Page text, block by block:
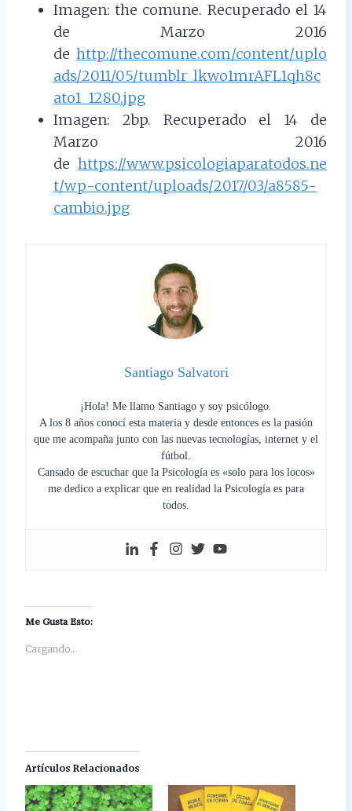
Imagen: the comune. Recuperado el 14
de Marzo 2016
de http://thecomune.com/content/uplo
ads/2011/05/tumblr_lkwo1mrAFL1qh8c
ato1_1280.jpg
Imagen: 2bp. Recuperado el 14 de
Marzo 2016
de https://www.psicologiaparatodos.ne
t/wp-content/uploads/2017/03/a8585-
cambio.jpg
Santiago Salvatori
¡Hola! Me llamo Santiago y soy psicólogo.
A los 8 años conocí esta materia y desde entonces es la pasión
que me acompaña junto con las nuevas tecnologías, internet y el
fútbol.
Cansado de escuchar que la Psicología es «solo para los locos»
me dedico a explicar que en realidad la Psicología es para
todos.
Me Gusta Esto:
Cargando...
Artículos Relacionados